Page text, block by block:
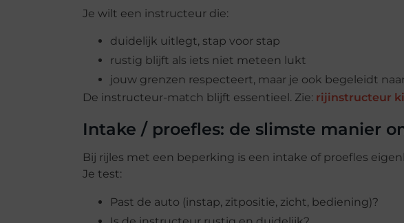
Je wilt een instructeur die:
duidelijk uitlegt, stap voor stap
rustig blijft als iets niet meteen lukt
jouw grenzen respecteert, maar je ook begeleidt
De instructeur-match blijft essentieel. Zie: rijinstructeur
Intake / proefles: de slimste manier
Bij rijles met een beperking is een intake of proefles
Je test:
Past de auto (instap, zitpositie, zicht, bediening)?